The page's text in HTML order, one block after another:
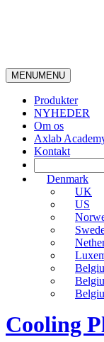
MENUMENU
Produkter
NYHEDER
Om os
Axlab
Kontakt
Denmark
UK
US
Cooling